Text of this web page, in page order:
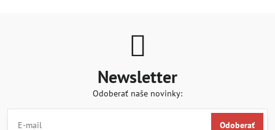
Newsletter
Odoberať naše novinky:
Odoberať